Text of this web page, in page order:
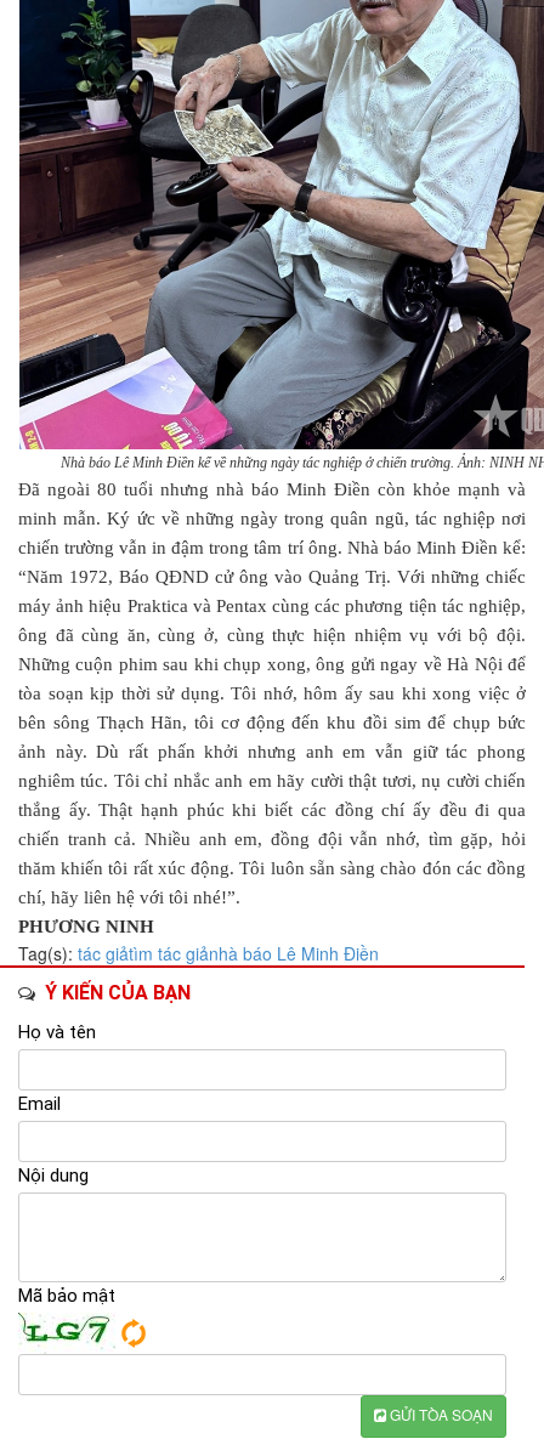
Nhà báo Lê Minh Điền kể về những ngày tác nghiệp ở chiến trường. Ảnh: NINH
Đã ngoài 80 tuổi nhưng nhà báo Minh Điền còn khỏe mạnh và
minh mẫn. Ký ức về những ngày trong quân ngũ, tác nghiệp nơi
chiến trường vẫn in đậm trong tâm trí ông. Nhà báo Minh Điền kể:
“Năm 1972, Báo QĐND cử ông vào Quảng Trị. Với những chiếc
máy ảnh hiệu Praktica và Pentax cùng các phương tiện tác nghiệp,
ông đã cùng ăn, cùng ở, cùng thực hiện nhiệm vụ với bộ đội.
Những cuộn phim sau khi chụp xong, ông gửi ngay về Hà Nội để
tòa soạn kịp thời sử dụng. Tôi nhớ, hôm ấy sau khi xong việc ở
bên sông Thạch Hãn, tôi cơ động đến khu đồi sim để chụp bức
ảnh này. Dù rất phấn khởi nhưng anh em vẫn giữ tác phong
nghiêm túc. Tôi chỉ nhắc anh em hãy cười thật tươi, nụ cười chiến
thắng ấy. Thật hạnh phúc khi biết các đồng chí ấy đều đi qua
chiến tranh cả. Nhiều anh em, đồng đội vẫn nhớ, tìm gặp, hỏi
thăm khiến tôi rất xúc động. Tôi luôn sẵn sàng chào đón các đồng
chí, hãy liên hệ với tôi nhé!”.
PHƯƠNG NINH
Tag(s): tác giảtìm tác giảnhà báo Lê Minh Điền
Ý KIẾN CỦA BẠN
Họ và tên
Email
Nội dung
Mã bảo mật
GỬI TÒA SOẠN